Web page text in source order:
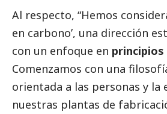
Al respecto, “Hemos
en carbono’, una dirección
con un enfoque en
Comenzamos con una
orientada a las personas y la
nuestras plantas de